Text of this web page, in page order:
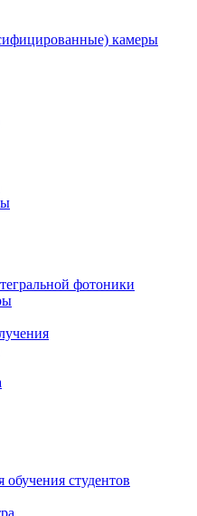
камеры
фотоники
студентов